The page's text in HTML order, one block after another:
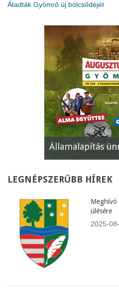
Átadták Gyömrő új bölcsődéjét
Államalapítás
LEGNÉPSZERŰBB HÍREK
Meghívó
ülésére
2025-